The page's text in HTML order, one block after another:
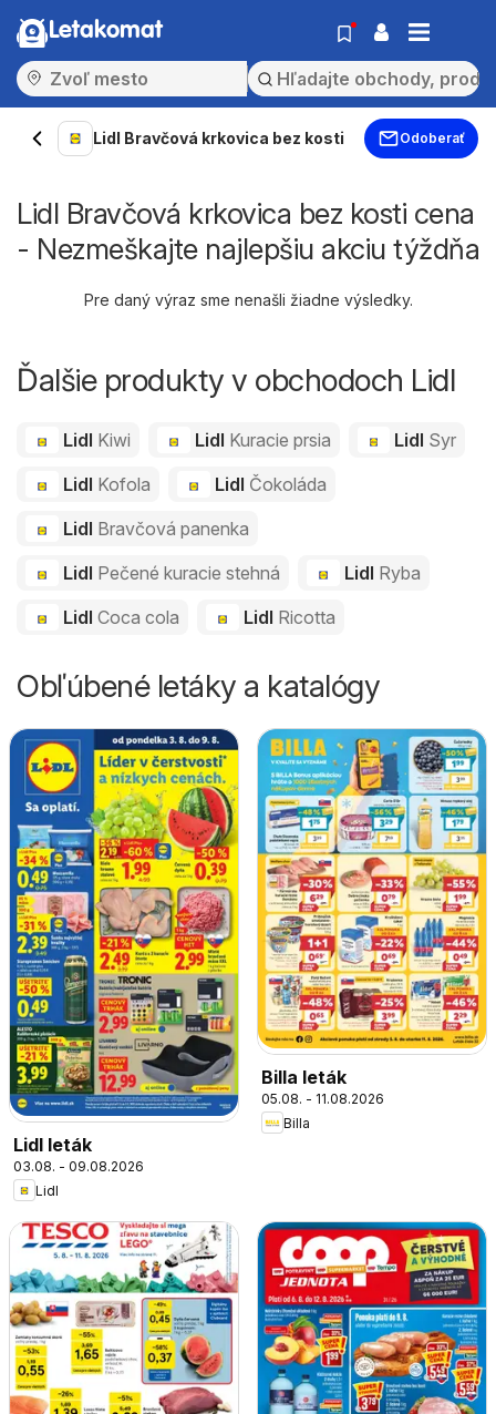
Letakomat
Lidl Bravčová krkovica bez kosti Odoberať
Lidl Bravčová krkovica bez kosti cena
- Nezmeškajte najlepšiu akciu týždňa
Pre daný výraz sme nenašli žiadne výsledky.
Ďalšie produkty v obchodoch Lidl
Lidl Kiwi Lidl Kuracie prsia Lidl Syr
Lidl Kofola Lidl Čokoláda
Lidl Bravčová panenka
Lidl Pečené kuracie stehná Lidl Ryba
Lidl Coca cola Lidl Ricotta
Obľúbené letáky a katalógy
Lidl leták
03.08. - 09.08.2026
Lidl
Billa leták
05.08. - 11.08.2026
Billa